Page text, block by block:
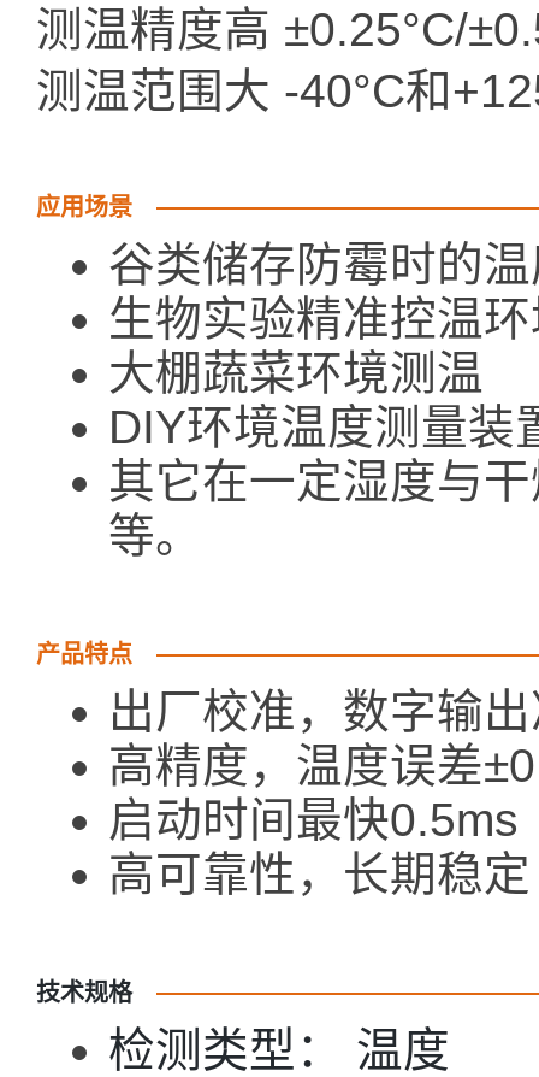
测温精度高 ±0.25°C/
测温范围大 -40°C和
应用场景
谷类储存防霉时的
生物实验精准控温
大棚蔬菜环境测温
DIY环境温度测量装
其它在一定湿度与
等。
产品特点
出厂校准，数字输
高精度，温度误差
启动时间最快0.5ms
高可靠性，长期稳定
技术规格
检测类型： 温度